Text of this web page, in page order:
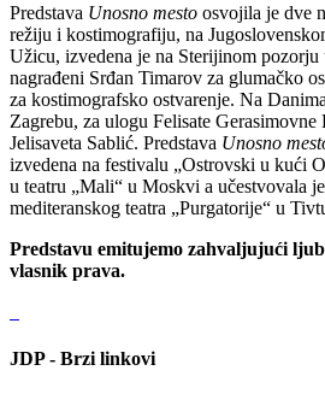
Predstava Unosno mesto osvojila je dve
režiju i kostimografiju, na
Užicu, izvedena je na Sterijinom pozorju
nagrađeni Srđan Timarov za glumačko
za kostimografsko ostvarenje. Na
Zagrebu, za ulogu Felisate
Jelisaveta Sablić. Predstava Unosno
izvedena na festivalu „Ostrovski u kući
u teatru „Mali“ u Moskvi a učestvovala
mediteranskog teatra „Purgatorije“ u
Predstavu emitujemo zahvaljujući
vlasnik prava.
JDP - Brzi linkovi